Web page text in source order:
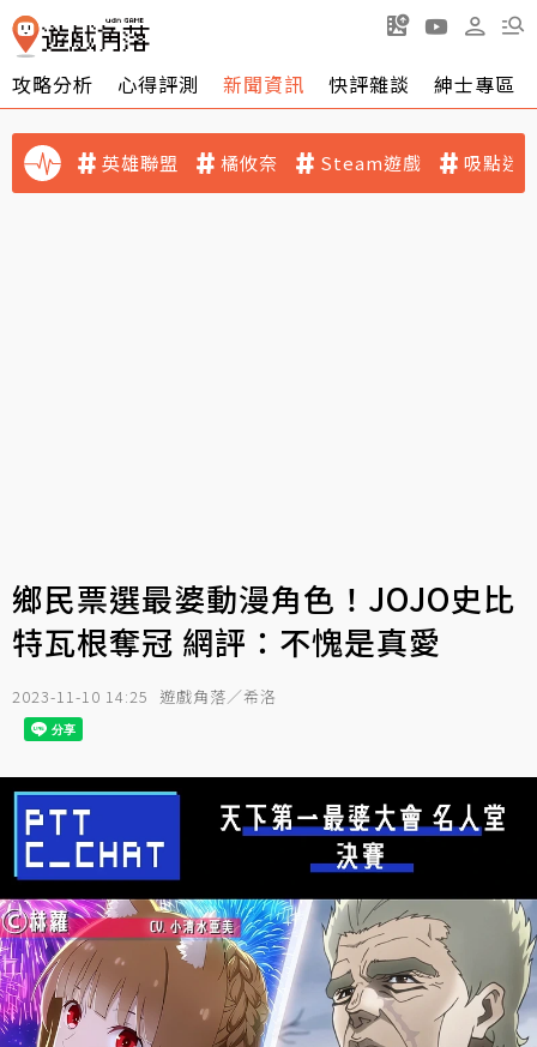
攻略分析 心得評測 新聞資訊 快評雜談 紳士專區
英雄聯盟 橘攸奈 Steam遊戲 吸點迷
鄉民票選最婆動漫角色！JOJO史比
特瓦根奪冠 網評：不愧是真愛
2023-11-10 14:25 遊戲角落／希洛